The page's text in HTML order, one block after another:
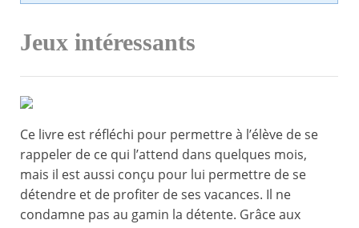
Jeux intéressants
Ce livre est réfléchi pour permettre à l’élève de se
rappeler de ce qui l’attend dans quelques mois,
mais il est aussi conçu pour lui permettre de se
détendre et de profiter de ses vacances. Il ne
condamne pas au gamin la détente. Grâce aux